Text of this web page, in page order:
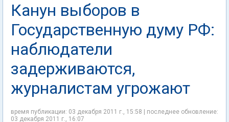
Канун выборов в
Государственную думу РФ:
наблюдатели
задерживаются,
журналистам угрожают
время публикации: 03 декабря 2011 г., 15:58 | последнее обновление:
03 декабря 2011 г., 16:07